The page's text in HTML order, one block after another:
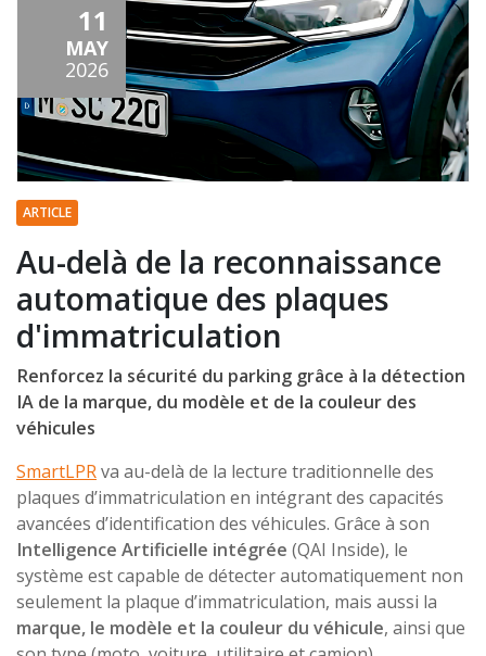
11
MAY
2026
ARTICLE
Au-delà de la reconnaissance
automatique des plaques
d'immatriculation
Renforcez la sécurité du parking grâce à la détection
IA de la marque, du modèle et de la couleur des
véhicules
SmartLPRva au-delà de la lecture traditionnelle des
plaques d’immatriculation en intégrant des capacités
avancées d’identification des véhicules. Grâce à son
Intelligence Artificielle intégrée (QAI Inside), le
système est capable de détecter automatiquement non
seulement la plaque d’immatriculation, mais aussi la
marque, le modèle et la couleur du véhicule, ainsi que